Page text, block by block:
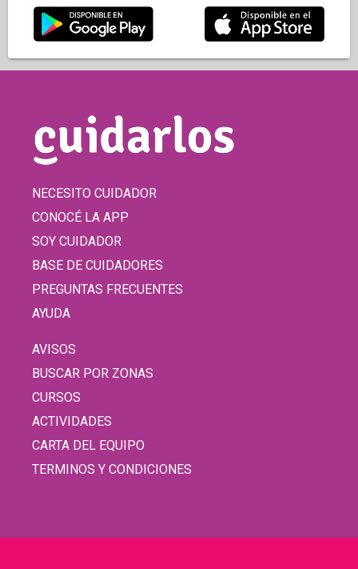
NECESITO CUIDADOR
CONOCÉ LA APP
SOY CUIDADOR
BASE DE CUIDADORES
PREGUNTAS FRECUENTES
AYUDA
AVISOS
BUSCAR POR ZONAS
CURSOS
ACTIVIDADES
CARTA DEL EQUIPO
TERMINOS Y CONDICIONES